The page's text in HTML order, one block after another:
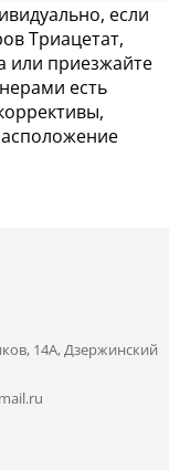
если
Триацетат,
или приезжайте
есть
14А, Дзержинский